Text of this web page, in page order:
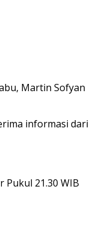
Martin Sofyan
informasi dari
21.30 WIB